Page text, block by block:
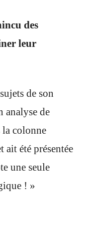
des
leur
de son
analyse de
la colonne
ait été présentée
une seule
! »